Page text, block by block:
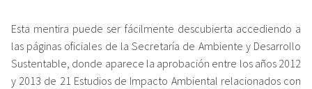
Esta mentira puede ser fácilmente descubierta accediendo a
las páginas oficiales de la Secretaría de Ambiente y Desarrollo
Sustentable, donde aparece la aprobación entre los años 2012
y 2013 de 21 Estudios de Impacto Ambiental relacionados con